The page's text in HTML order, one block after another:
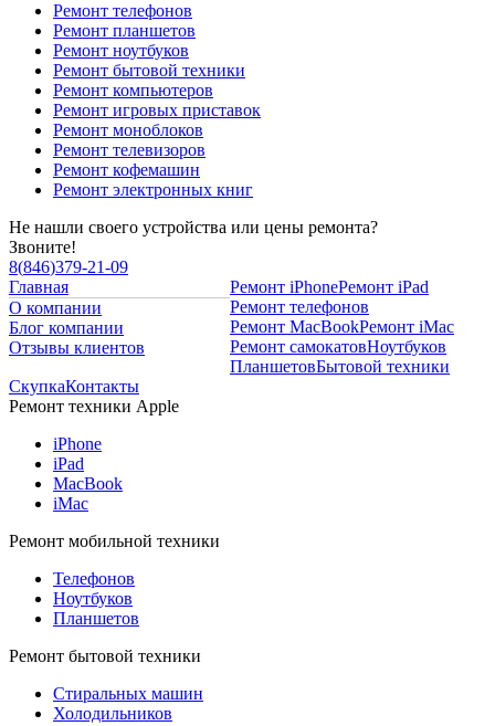
Ремонт телефонов
Ремонт планшетов
Ремонт ноутбуков
Ремонт бытовой техники
Ремонт компьютеров
Ремонт игровых приставок
Ремонт моноблоков
Ремонт телевизоров
Ремонт кофемашин
Ремонт электронных книг
Не нашли своего устройства или цены ремонта?
Звоните!
8(846)379-21-09
Главная
О компании
Блог компании
Отзывы клиентов
Ремонт iPhoneРемонт iPad
Ремонт телефонов
Ремонт MacBookРемонт iMac
Ремонт самокатовНоутбуков
ПланшетовБытовой техники
СкупкаКонтакты
Ремонт техники Apple
iPhone
iPad
MacBook
iMac
Ремонт мобильной техники
Телефонов
Ноутбуков
Планшетов
Ремонт бытовой техники
Стиральных машин
Холодильников